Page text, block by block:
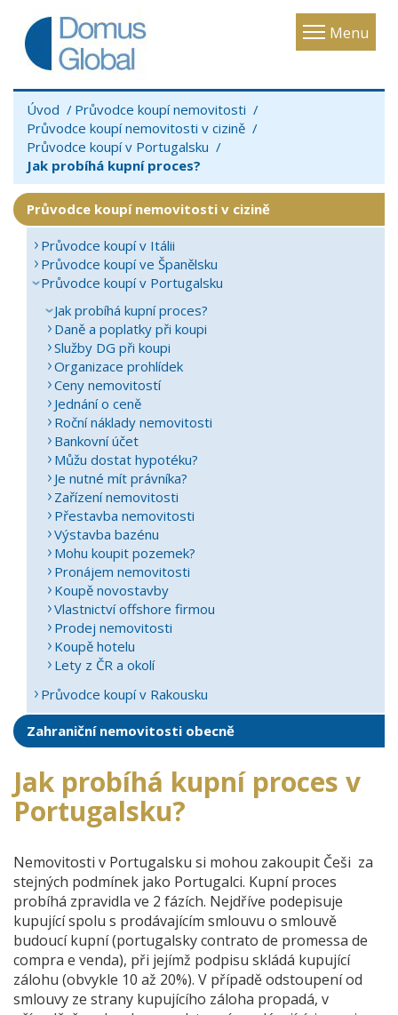
Menu
Toggle
Úvod
Průvodce koupí nemovitosti
Průvodce koupí nemovitosti v cizině
Průvodce koupí v Portugalsku
Jak probíhá kupní proces?
Průvodce koupí nemovitosti v cizině
Průvodce koupí v Itálii
Průvodce koupí ve Španělsku
Průvodce koupí v Portugalsku
Jak probíhá kupní proces?
Daně a poplatky při koupi
Služby DG při koupi
Organizace prohlídek
Ceny nemovitostí
Jednání o ceně
Roční náklady nemovitosti
Bankovní účet
Můžu dostat hypotéku?
Je nutné mít právníka?
Zařízení nemovitosti
Přestavba nemovitosti
Výstavba bazénu
Mohu koupit pozemek?
Pronájem nemovitosti
Koupě novostavby
Vlastnictví offshore firmou
Prodej nemovitosti
Koupě hotelu
Lety z ČR a okolí
Průvodce koupí v Rakousku
Zahraniční nemovitosti obecně
Jak probíhá kupní proces v
Portugalsku?
Nemovitosti v Portugalsku si mohou zakoupit Češi za
stejných podmínek jako Portugalci. Kupní proces
probíhá zpravidla ve 2 fázích. Nejdříve podepisuje
kupující spolu s prodávajícím smlouvu o smlouvě
budoucí kupní (portugalsky contrato de promessa de
compra e venda), při jejímž podpisu skládá kupující
zálohu (obvykle 10 až 20%). V případě odstoupení od
smlouvy ze strany kupujícího záloha propadá, v